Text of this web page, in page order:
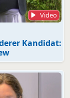
Video
Kandidat: